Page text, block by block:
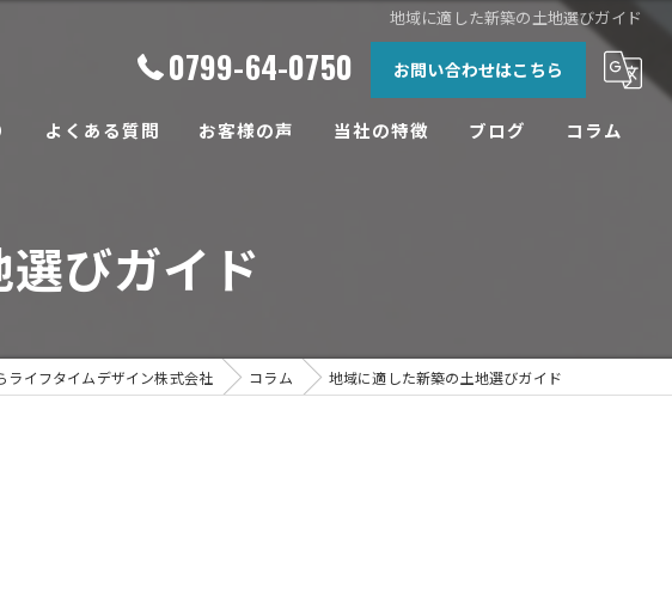
地域に適した新築の土地選びガイド
0799-64-0750 お問い合わせはこちら
よくある質問 お客様の声 当社の特徴
工務店
ブログ コラム
びガイド
ライフタイムデザイン株式会社 コラム 地域に適した新築の土地選びガイド